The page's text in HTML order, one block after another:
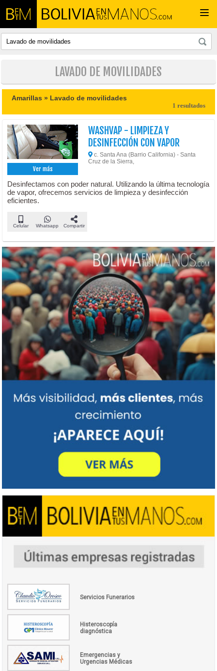
LAVADO DE MOVILIDADES
Amarillas » Lavado de movilidades
1 resultados
Ver más
WASHVAP - LIMPIEZA Y
DESINFECCIÓN CON VAPOR
c. Santa Ana (Barrio California) - Santa
Cruz de la Sierra,
Desinfectamos con poder natural. Utilizando la última tecnología
de vapor, ofrecemos servicios de limpieza y desinfección
eficientes.
Celular Whatsapp Compartir
Servicios Funerarios
Histeroscopía
diagnóstica
Emergencias y
Urgencias Médicas